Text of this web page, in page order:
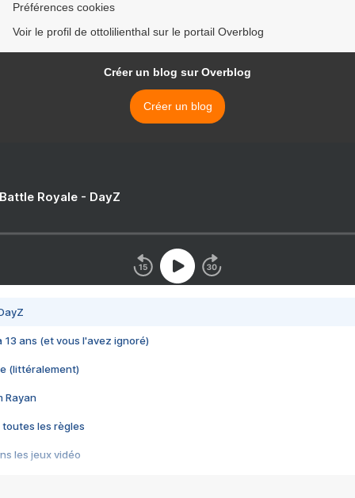
Préférences cookies
Voir le profil de ottolilienthal sur le portail Overblog
Créer un blog sur Overblog
Créer un blog
Royale - DayZ
13 ans (et vous l'avez ignoré)
(littéralement)
Rayan
toutes les règles
les jeux vidéo